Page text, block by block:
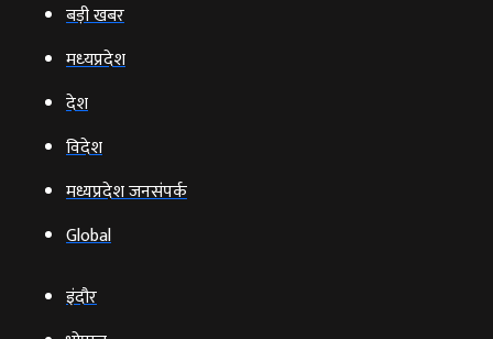
बड़ी खबर
मध्‍यप्रदेश
देश
विदेश
मध्यप्रदेश जनसंपर्क
Global
इंदौर